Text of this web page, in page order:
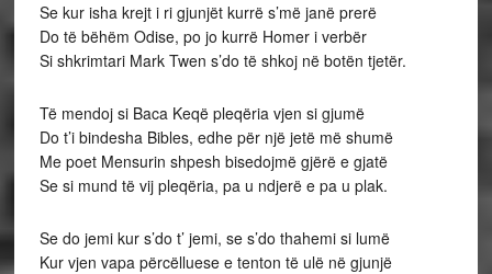
Se kur isha krejt i ri gjunjët kurrë s’më janë prerë
Do të bëhëm Odise, po jo kurrë Homer i verbër
Si shkrimtari Mark Twen s’do të shkoj në botën tjetër.
Të mendoj si Baca Keqë pleqëria vjen si gjumë
Do t’i bindesha Bibles, edhe për një jetë më shumë
Me poet Mensurin shpesh bisedojmë gjërë e gjatë
Se si mund të vij pleqëria, pa u ndjerë e pa u plak.
Se do jemi kur s’do t’ jemi, se s’do thahemi si lumë
Kur vjen vapa përcëlluese e tenton të ulë në gjunjë